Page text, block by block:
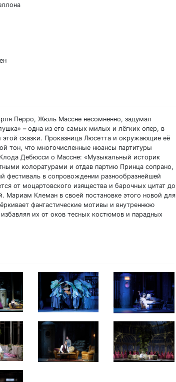
Перро, Жюль Массне несомненно, задумал
– одна из его самых милых и лёгких опер, в
этой сказки. Проказница Люсетта и окружающие её
тон, что многочисленные нюансы партитуры
Дебюсси о Массне: «Музыкальный историк
колоратурами и отдав партию Принца сопрано,
фестиваль в сопровождении разнообразнейшей
от моцартовского изящества и барочных цитат до
Мариам Клеман в своей постановке этого новой для
фантастические мотивы и внутреннюю
их от оков тесных костюмов и парадных